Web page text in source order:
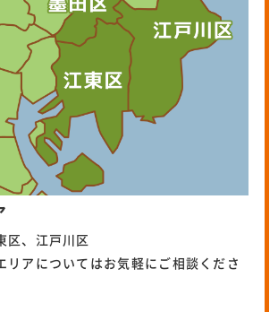
区、江戸川区
リアについてはお気軽にご相談くださ